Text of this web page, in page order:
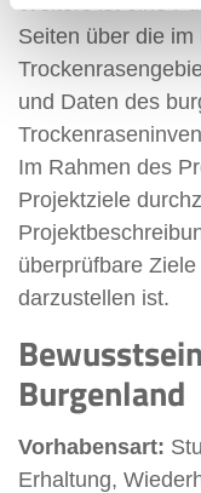
Seiten über die
und Daten des
Im Rahmen des
Projektziele
überprüfbare
darzustellen ist.
Burgenland
Vorhabensart:
Erhaltung,